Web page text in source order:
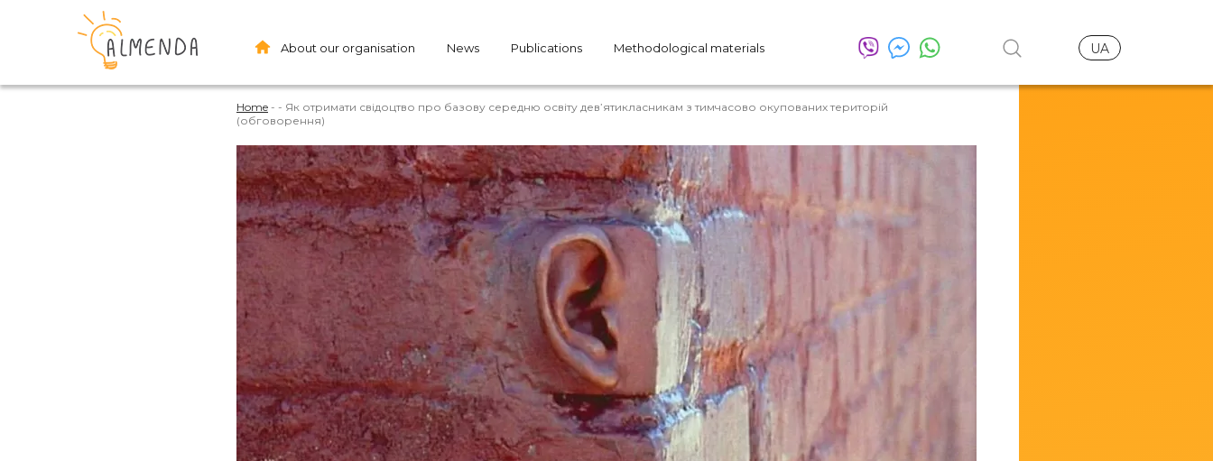
About our organisation News Publications Methodological materials UA
Home - - Як отримати свідоцтво про базову середню освіту дев’ятикласникам з тимчасово окупованих територій
(обговорення)